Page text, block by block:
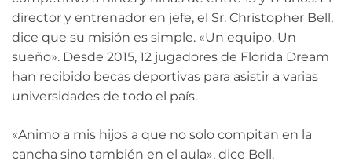
director y entrenador en jefe, el Sr. Christopher Bell,
dice que su misión es simple. «Un equipo. Un
sueño». Desde 2015, 12 jugadores de Florida Dream
han recibido becas deportivas para asistir a varias
universidades de todo el país.
«Animo a mis hijos a que no solo compitan en la
cancha sino también en el aula», dice Bell.